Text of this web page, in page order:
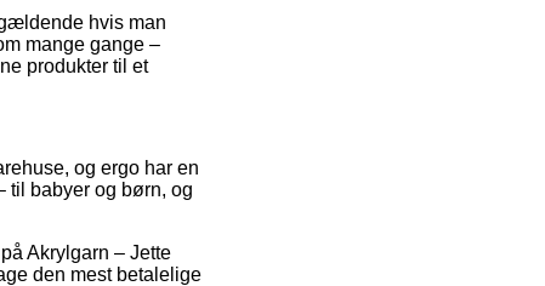
hvis man
mange gange –
produkter til et
og ergo har en
til babyer og børn, og
Akrylgarn – Jette
den mest betalelige